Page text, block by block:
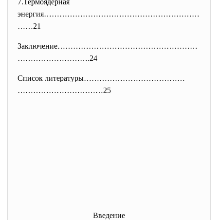
7.Термоядерная
энергия……………………………………………………
……21
Заключение………………………………………………
……………………….24
Список литературы…………………………………
……………………………25
Введение